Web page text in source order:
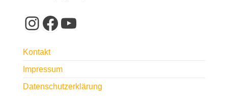
Instagram
Facebook
YouTube
Kontakt
Impressum
Datenschutzerklärung